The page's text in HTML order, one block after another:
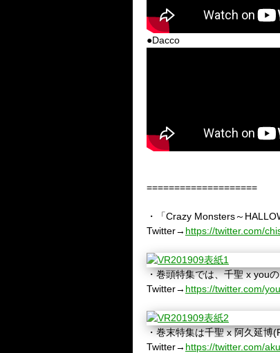
●Dacco
====================
・「Crazy Monsters～
Twitter→ https://twitter.com/
・巻頭特集では、千聖 x you
Twitter→ https://twitter.com/
・巻末特集は千聖 x 阿久延博
Twitter→ https://twitter.com/